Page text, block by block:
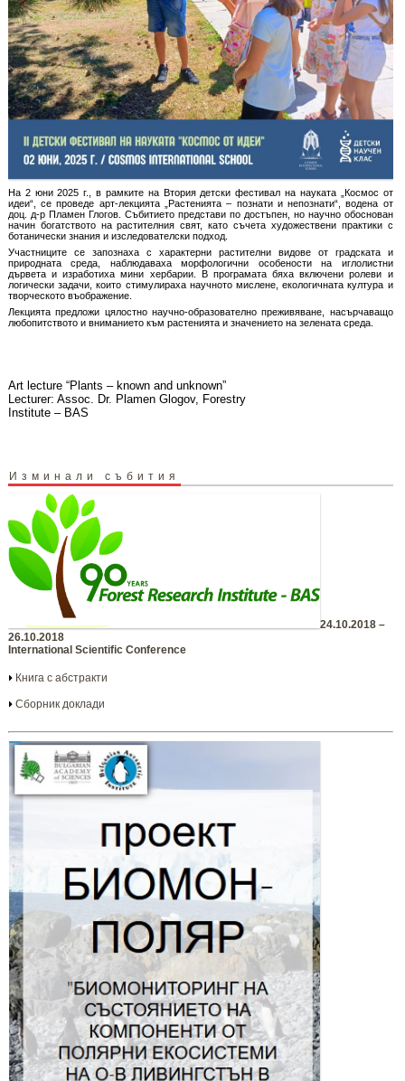
На 2 юни 2025 г., в рамките на Втория детски фестивал на науката „Космос от
идеи“, се проведе арт-лекцията „Растенията – познати и непознати“, водена от
доц. д-р Пламен Глогов. Събитието представи по достъпен, но научно обоснован
начин богатството на растителния свят, като съчета художествени практики с
ботанически знания и изследователски подход.
Участниците се запознаха с характерни растителни видове от градската и
природната среда, наблюдаваха морфологични особености на иглолистни
дървета и изработиха мини хербарии. В програмата бяха включени ролеви и
логически задачи, които стимулираха научното мислене, екологичната култура и
творческото въображение.
Лекцията предложи цялостно научно-образователно преживяване, насърчаващо
любопитството и вниманието към растенията и значението на зелената среда.
Art lecture “Plants – known and unknown”
Lecturer: Assoc. Dr. Plamen Glogov, Forestry
Institute – BAS
Изминали събития
24.10.2018 –
26.10.2018
International Scientific Conference
Книга с абстракти
Сборник доклади